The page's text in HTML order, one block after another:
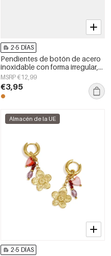
2-5 DÍAS
Pendientes de botón de acero
inoxidable con forma irregular,
sencillos, de la serie Daily
Simple, joyería para mujer.
MSRP €12,99
€3,95
Almacén de la UE
2-5 DÍAS